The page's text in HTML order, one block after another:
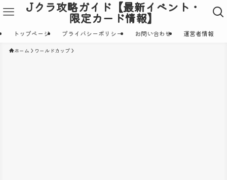
Jクラ攻略ガイド【最新イベント・
限定カード情報】
トップページ プライバシーポリシー お問い合わせ 運営者情報
ホーム ワールドカップ